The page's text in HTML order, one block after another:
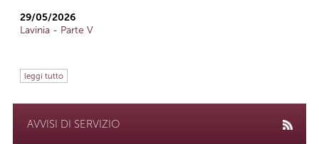
29/05/2026
Lavinia - Parte V
leggi tutto
AVVISI DI SERVIZIO